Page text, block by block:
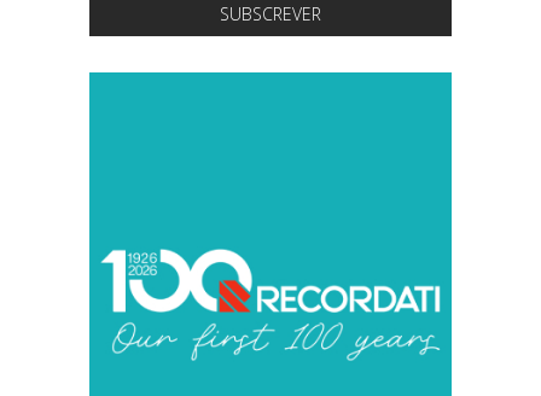
SUBSCREVER